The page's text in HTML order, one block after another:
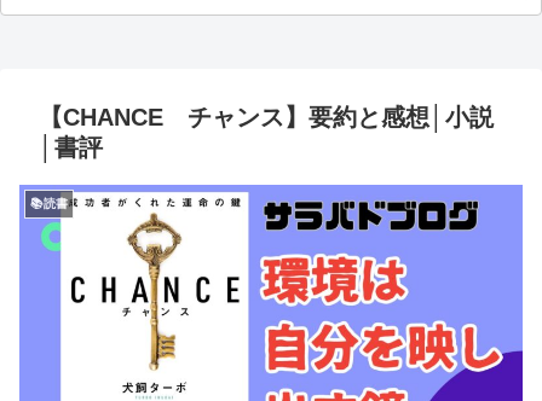
【CHANCE チャンス】要約と感想│小説
│書評
📚読書